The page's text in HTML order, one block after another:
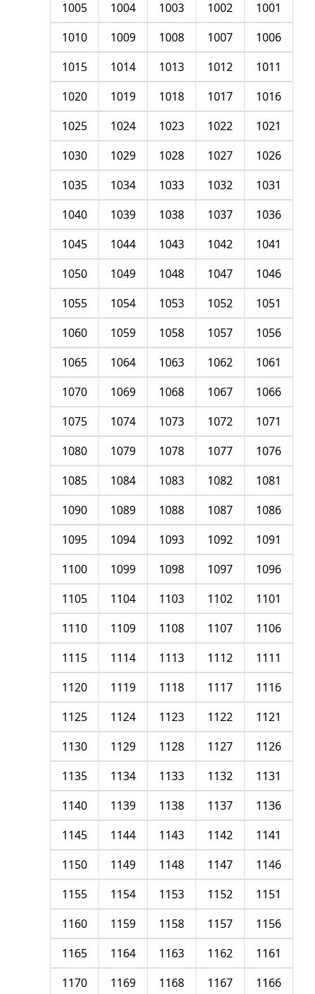
1001
1002
1003
1004
1005
1006
1007
1008
1009
1010
1011
1012
1013
1014
1015
1016
1017
1018
1019
1020
1021
1022
1023
1024
1025
1026
1027
1028
1029
1030
1031
1032
1033
1034
1035
1036
1037
1038
1039
1040
1041
1042
1043
1044
1045
1046
1047
1048
1049
1050
1051
1052
1053
1054
1055
1056
1057
1058
1059
1060
1061
1062
1063
1064
1065
1066
1067
1068
1069
1070
1071
1072
1073
1074
1075
1076
1077
1078
1079
1080
1081
1082
1083
1084
1085
1086
1087
1088
1089
1090
1091
1092
1093
1094
1095
1096
1097
1098
1099
1100
1101
1102
1103
1104
1105
1106
1107
1108
1109
1110
1111
1112
1113
1114
1115
1116
1117
1118
1119
1120
1121
1122
1123
1124
1125
1126
1127
1128
1129
1130
1131
1132
1133
1134
1135
1136
1137
1138
1139
1140
1141
1142
1143
1144
1145
1146
1147
1148
1149
1150
1151
1152
1153
1154
1155
1156
1157
1158
1159
1160
1161
1162
1163
1164
1165
1166
1167
1168
1169
1170